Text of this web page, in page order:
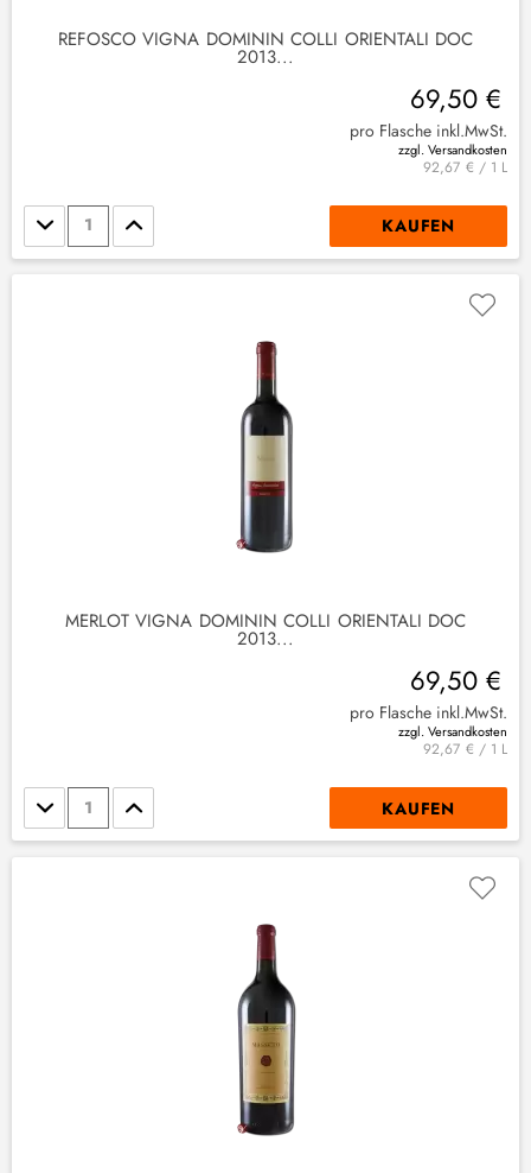
REFOSCO VIGNA DOMININ COLLI ORIENTALI DOC
2013...
69,50 €
pro Flasche inkl.MwSt.
zzgl. Versandkosten
92,67 € / 1 L
Stückzahl KAUFEN
MERLOT VIGNA DOMININ COLLI ORIENTALI DOC
2013...
69,50 €
pro Flasche inkl.MwSt.
zzgl. Versandkosten
92,67 € / 1 L
Stückzahl KAUFEN